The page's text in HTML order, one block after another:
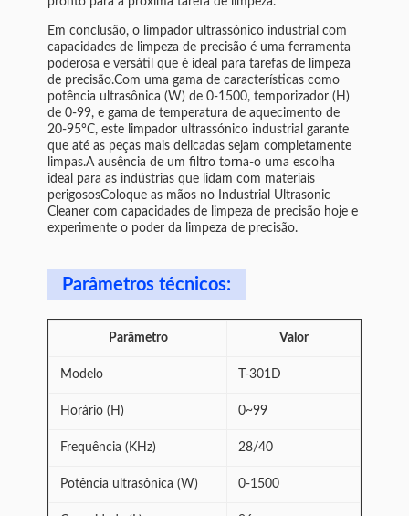
Em conclusão, o limpador ultrassônico industrial com
capacidades de limpeza de precisão é uma ferramenta
poderosa e versátil que é ideal para tarefas de limpeza
de precisão.Com uma gama de características como
potência ultrasônica (W) de 0-1500, temporizador (H)
de 0-99, e gama de temperatura de aquecimento de
20-95°C, este limpador ultrassónico industrial garante
que até as peças mais delicadas sejam completamente
limpas.A ausência de um filtro torna-o uma escolha
ideal para as indústrias que lidam com materiais
perigososColoque as mãos no Industrial Ultrasonic
Cleaner com capacidades de limpeza de precisão hoje e
experimente o poder da limpeza de precisão.
Parâmetros técnicos:
Parâmetro Valor
Modelo T-301D
Horário (H) 0~99
Frequência (KHz) 28/40
Potência ultrasônica (W) 0-1500